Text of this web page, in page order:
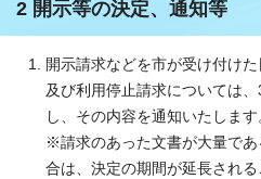
2 開示等の決定、通知等
開示請求などを市が受け付け
及び利用停止請求については
し、その内容を通知いたします
※請求のあった文書が大量で
合は、決定の期間が延長される